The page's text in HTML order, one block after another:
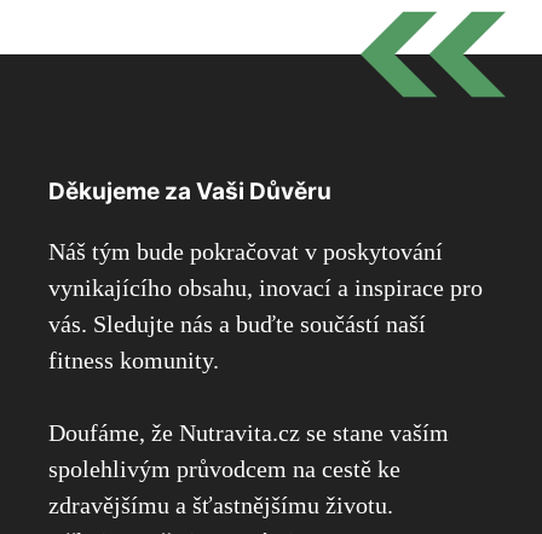
Děkujeme za Vaši Důvěru
Náš tým bude pokračovat v poskytování
vynikajícího obsahu, inovací a inspirace pro
vás. Sledujte nás a buďte součástí naší
fitness komunity.
Doufáme, že Nutravita.cz se stane vaším
spolehlivým průvodcem na cestě ke
zdravějšímu a šťastnějšímu životu.